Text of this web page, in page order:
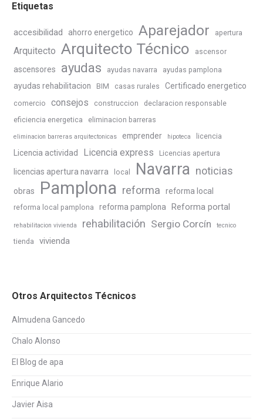
Etiquetas
accesibilidad ahorro energetico Aparejador apertura
Arquitecto Arquitecto Técnico ascensor
ascensores ayudas ayudas navarra ayudas pamplona
ayudas rehabilitacion BIM casas rurales Certificado energetico
comercio consejos construccion
declaracion responsable
eficiencia energetica
eliminacion barreras
eliminacion barreras arquitectonicas emprender hipoteca licencia
Licencia actividad Licencia express Licencias apertura
licencias apertura navarra local Navarra noticias
obras Pamplona reforma reforma local
reforma local pamplona reforma pamplona Reforma portal
rehabilitacion vivienda rehabilitación Sergio Corcín tecnico
tienda vivienda
Otros Arquitectos Técnicos
Almudena Gancedo
Chalo Alonso
El Blog de apa
Enrique Alario
Javier Aisa